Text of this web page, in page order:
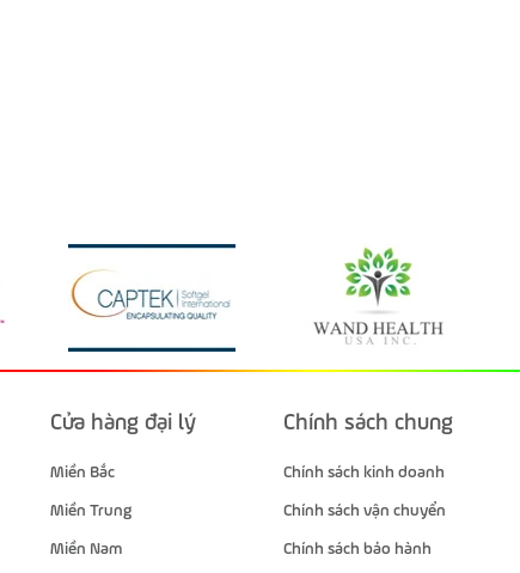
Cửa hàng đại lý
Miền Bắc
Miền Trung
Miền Nam
Chính sách chung
Chính sách kinh doanh
Chính sách vận chuyển
Chính sách bảo hành